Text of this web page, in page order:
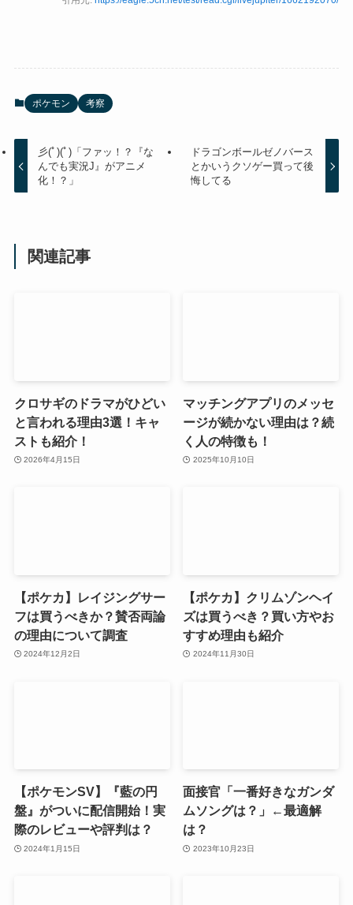
ポケモン 考察
彡(ﾟ)(ﾟ)「ファッ！？『な
んでも実況J』がアニメ
化！？」
ドラゴンボールゼノバース
とかいうクソゲー買って後
悔してる
関連記事
クロサギのドラマがひどい
と言われる理由3選！キャ
ストも紹介！
2026年4月15日
マッチングアプリのメッセ
ージが続かない理由は？続
く人の特徴も！
2025年10月10日
【ポケカ】レイジングサー
フは買うべきか？賛否両論
の理由について調査
2024年12月2日
【ポケカ】クリムゾンヘイ
ズは買うべき？買い方やお
すすめ理由も紹介
2024年11月30日
【ポケモンSV】『藍の円
盤』がついに配信開始！実
際のレビューや評判は？
2024年1月15日
面接官「一番好きなガンダ
ムソングは？」←最適解
は？
2023年10月23日